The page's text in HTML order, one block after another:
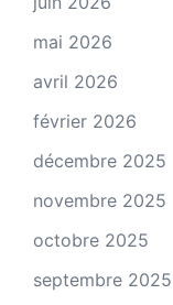
mai 2026
avril 2026
février 2026
décembre 2025
novembre 2025
octobre 2025
septembre 2025